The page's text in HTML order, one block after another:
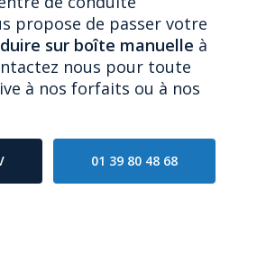
propose de passer votre
sur boîte manuelle à
nous pour toute
à nos forfaits ou à nos
01 39 80 48 68